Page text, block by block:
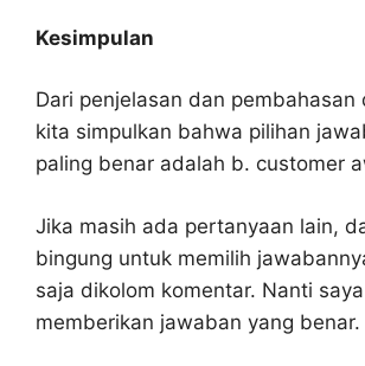
Kesimpulan
Dari penjelasan dan pembahasan
kita simpulkan bahwa pilihan
paling benar adalah b. customer
Jika masih ada pertanyaan lain,
bingung untuk memilih
saja dikolom komentar. Nanti
memberikan jawaban yang benar.